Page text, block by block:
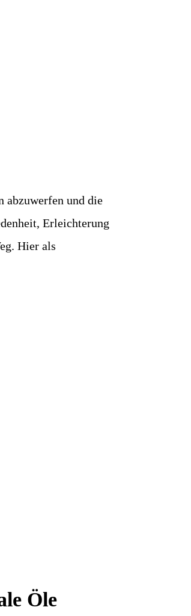
abzuwerfen und die
Erleichterung
Hier als
Öle